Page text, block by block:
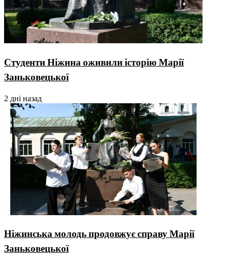
Студенти Ніжина оживили історію Марії
Заньковецької
2 дні назад
Ніжинська молодь продовжує справу Марії
Заньковецької